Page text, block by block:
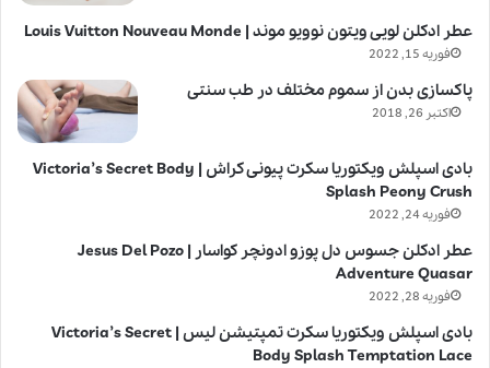
عطر ادکلن لویی ویتون نوویو موند | Louis Vuitton Nouveau Monde
فوریه 15, 2022
پاکسازی بدن از سموم مختلف در طب سنتی
اکتبر 26, 2018
بادی اسپلش ویکتوریا سکرت پیونی کراش | Victoria’s Secret Body
Splash Peony Crush
فوریه 24, 2022
عطر ادکلن جسوس دل پوزو ادونچر کواسار | Jesus Del Pozo
Adventure Quasar
فوریه 28, 2022
بادی اسپلش ویکتوریا سکرت تمپتیشن لیس | Victoria’s Secret
Body Splash Temptation Lace